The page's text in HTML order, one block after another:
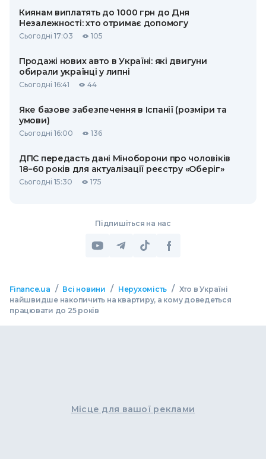
Киянам виплатять до 1000 грн до Дня
Незалежності: хто отримає допомогу
Сьогодні 17:03 105
Продажі нових авто в Україні: які двигуни
обирали українці у липні
Сьогодні 16:41 44
Яке базове забезпечення в Іспанії (розміри та
умови)
Сьогодні 16:00 136
ДПС передасть дані Міноборони про чоловіків
18−60 років для актуалізації реєстру «Оберіг»
Сьогодні 15:30 175
Підпишіться на нас
Finance.ua / Всі новини / Нерухомість / Хто в Україні
найшвидше накопичить на квартиру, а кому доведеться
працювати до 25 років
Місце для вашої реклами